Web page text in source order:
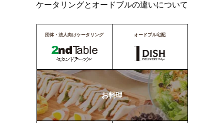
ケータリングとオードブルの違いについて
団体・法人向けケータリング オードブル宅配
お料理